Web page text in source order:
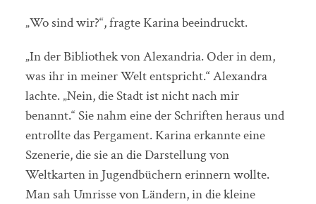
„Wo sind wir?“, fragte Karina beeindruckt.
„In der Bibliothek von Alexandria. Oder in dem,
was ihr in meiner Welt entspricht.“ Alexandra
lachte. „Nein, die Stadt ist nicht nach mir
benannt.“ Sie nahm eine der Schriften heraus und
entrollte das Pergament. Karina erkannte eine
Szenerie, die sie an die Darstellung von
Weltkarten in Jugendbüchern erinnern wollte.
Man sah Umrisse von Ländern, in die kleine